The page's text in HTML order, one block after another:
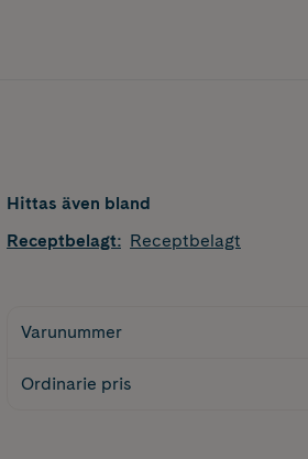
Hittas även bland
Receptbelagt: Receptbelagt
Varunummer
Ordinarie pris